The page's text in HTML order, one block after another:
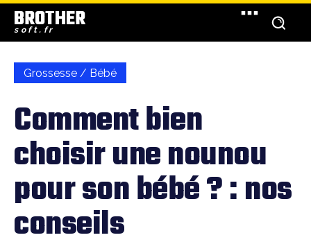
BROTHER
soft.fr
Grossesse / Bébé
Comment bien
choisir une nounou
pour son bébé ? : nos
conseils